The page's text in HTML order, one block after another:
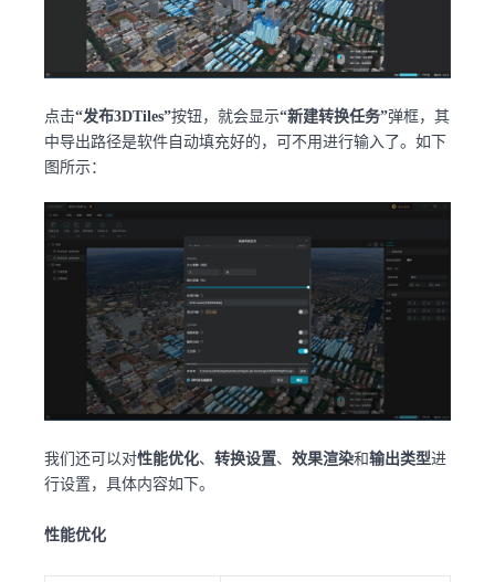
点击“发布3DTiles”按钮，就会显示“新建转换任务”弹框，其
中导出路径是软件自动填充好的，可不用进行输入了。如下
图所示：
我们还可以对性能优化、 转换设置、 效果渲染和输出类型进
行设置，具体内容如下。
性能优化